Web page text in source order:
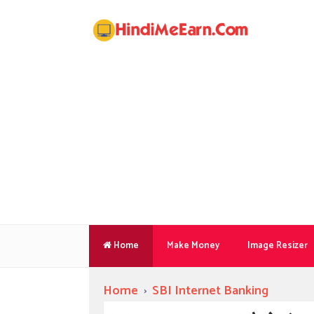
Home Make Money Image Resizer
Home › SBI Internet Banking